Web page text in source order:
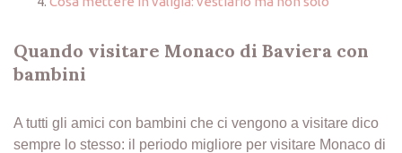
Quando visitare Monaco di Baviera con
bambini
A tutti gli amici con bambini che ci vengono a visitare dico
sempre lo stesso: il periodo migliore per visitare Monaco di